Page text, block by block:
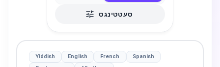
סעטטינגס
Yiddish English French
Spanish